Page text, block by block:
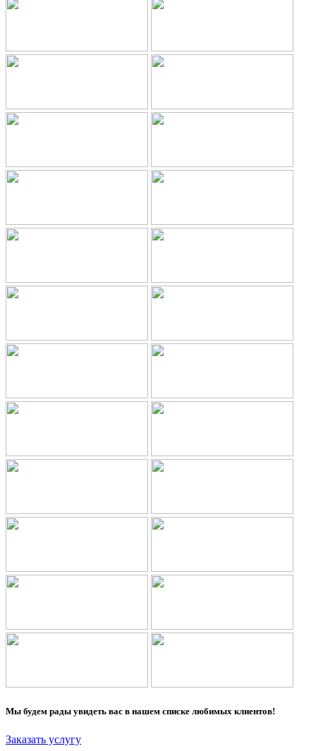
Мы будем рады увидеть вас в нашем списке любимых клиентов!
Заказать услугу